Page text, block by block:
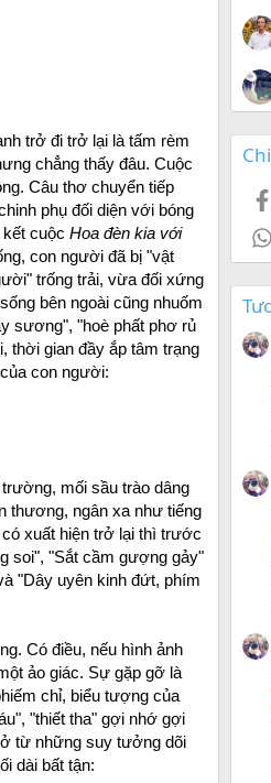
trở đi trở lại là tấm rèm
chẳng thấy đâu. Cuộc
Câu thơ chuyển tiếp
phụ đối diện với bóng
cuộc Hoa đèn kia với
con người đã bị "vật
trống trải, vừa đối xứng
bên ngoài cũng nhuốm
sương", "hoè phất phơ rủ
thời gian đầy ắp tâm trạng
con người:
mối sầu trào dâng
thương, ngân xa như tiếng
xuất hiện trở lại thì trước
soi", "Sắt cầm gượng gảy"
"Dây uyên kinh đứt, phím
Có điều, nếu hình ảnh
ảo giác. Sự gặp gỡ là
chỉ, biểu tượng của
"thiết tha" gợi nhớ gợi
từ những suy tưởng dõi
dài bất tận: